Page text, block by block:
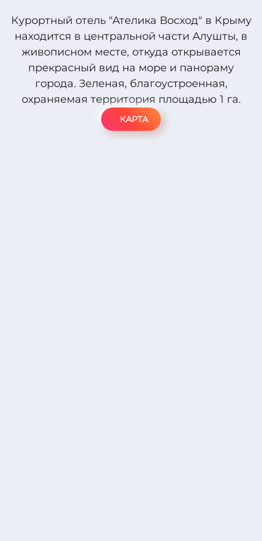
Курортный отель "Ателика Восход" в Крыму
находится в центральной части Алушты, в
живописном месте, откуда открывается
прекрасный вид на море и панораму
города. Зеленая, благоустроенная,
охраняемая территория площадью 1 га.
КАРТА